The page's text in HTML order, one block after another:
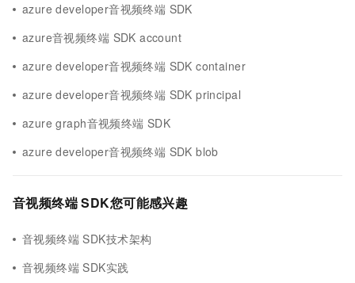
azure developer音视频终端 SDK
azure音视频终端 SDK account
azure developer音视频终端 SDK container
azure developer音视频终端 SDK principal
azure graph音视频终端 SDK
azure developer音视频终端 SDK blob
音视频终端 SDK您可能感兴趣
音视频终端 SDK技术架构
音视频终端 SDK实践